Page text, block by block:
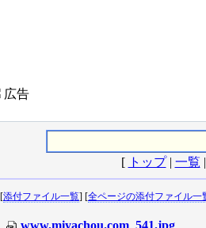
広告
[ トップ| 一覧 |
[添付ファイル一覧] [全ページの添付ファイル一
www.miyachou.com_541.jpg